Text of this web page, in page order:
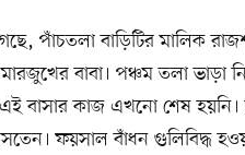
পাঁচতলা বাড়িটির মালিক
বাবা। পঞ্চম তলা ভাড়া
বাসার কাজ এখনো শেষ
ফয়সাল বাঁধন গুলিবিদ্ধ